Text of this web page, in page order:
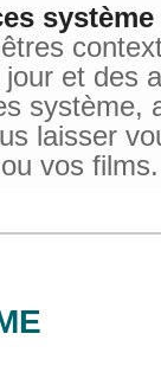
système
et des
système,
laisser
vos films.